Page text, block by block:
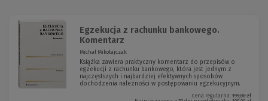
Egzekucja z rachunku bankowego.
Komentarz
Michał Mikołajczak
Książka zawiera praktyczny komentarz do przepisów o
egzekucji z rachunku bankowego, która jest jednym z
najczęstszych i najbardziej efektywnych sposobów
dochodzenia należności w postępowaniu egzekucyjnym.
Cena regularna: 199,00 zł